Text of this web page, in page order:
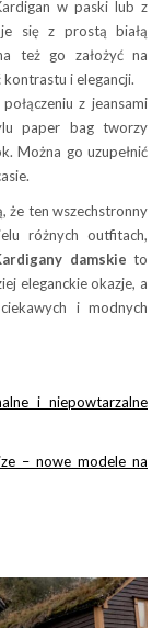
w paski lub z
się z prostą białą
też go założyć na
i elegancji.
z jeansami
paper bag tworzy
Można go uzupełnić
że ten wszechstronny
różnych outfitach,
damskie to
eleganckie okazje, a
i modnych
i niepowtarzalne
– nowe modele na